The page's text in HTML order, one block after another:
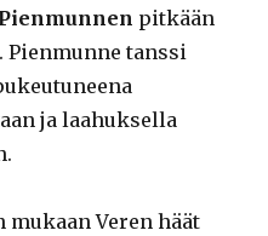
pitkään
Pienmunne tanssi
ja laahuksella
Veren häät